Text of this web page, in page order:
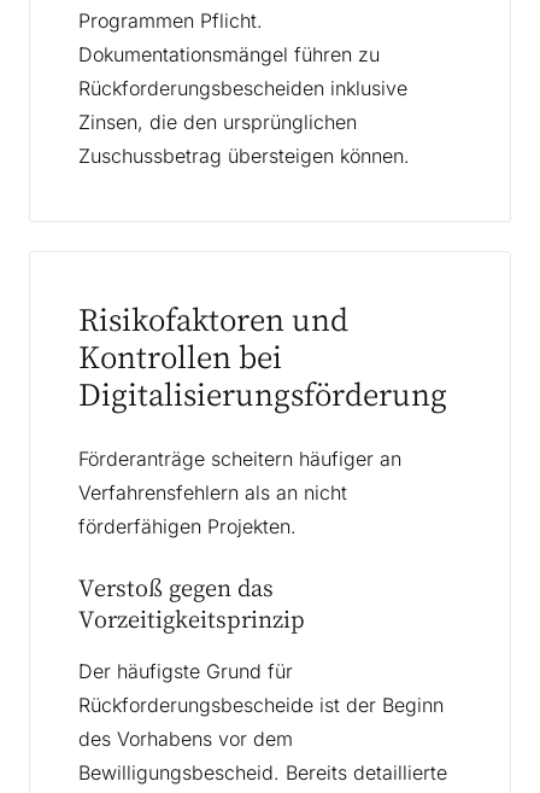
Programmen Pflicht.
Dokumentationsmängel führen zu
Rückforderungsbescheiden inklusive
Zinsen, die den ursprünglichen
Zuschussbetrag übersteigen können.
Risikofaktoren und
Kontrollen bei
Digitalisierungsförderung
Förderanträge scheitern häufiger an
Verfahrensfehlern als an nicht
förderfähigen Projekten.
Verstoß gegen das
Vorzeitigkeitsprinzip
Der häufigste Grund für
Rückforderungsbescheide ist der Beginn
des Vorhabens vor dem
Bewilligungsbescheid. Bereits detaillierte